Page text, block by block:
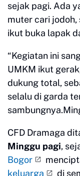
sejak pagi. Ada
muter cari jodoh,
ikut buka lapak
“Kegiatan ini
UMKM ikut
dukung total,
selalu di garda
CFD Dramaga
Minggu pagi,
Bogor
keluarga
di